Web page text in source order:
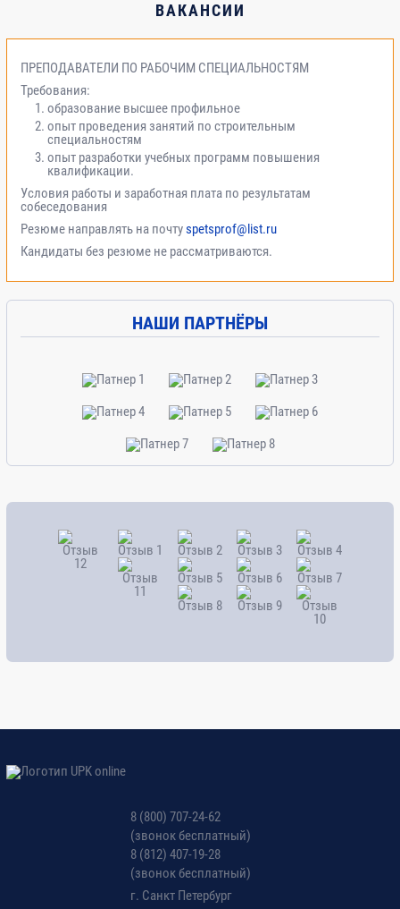
ВАКАНСИИ
ПРЕПОДАВАТЕЛИ ПО РАБОЧИМ СПЕЦИАЛЬНОСТЯМ
Требования:
образование высшее профильное
опыт проведения занятий по строительным
специальностям
опыт разработки учебных программ повышения
квалификации.
Условия работы и заработная плата по результатам
собеседования
Резюме направлять на почтуspetsprof@list.ru
Кандидаты без резюме не рассматриваются.
НАШИ ПАРТНЁРЫ
8 (800) 707-24-62
(звонок бесплатный)
8 (812) 407-19-28
(звонок бесплатный)
г. Санкт Петербург